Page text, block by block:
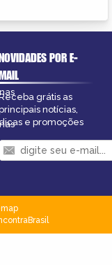
POR E-
grátis as
notícias,
e promoções